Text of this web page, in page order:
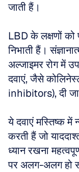
जाती हैं।
LBD के लक्षणों को
निभाती हैं।
अल्जाइमर रोग में
दवाएं, जैसे
inhibitors), दी
ये दवाएं मस्तिष्क में
करती हैं जो
ध्यान रखना
पर अलग-अलग हो